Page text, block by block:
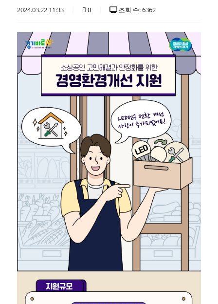
2024.03.22 11:33 0 조회 수: 6362